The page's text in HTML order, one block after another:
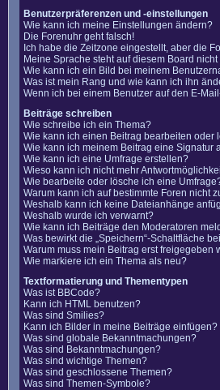
Benutzerpräferenzen und -einstellungen
Wie kann ich meine Einstellungen ändern?
Die Forenuhr geht falsch!
Ich habe die Zeitzone eingestellt, aber die
Meine Sprache steht auf diesem Board
Wie kann ich ein Bild bei meinem
Was ist mein Rang und wie kann ich ihn
Wenn ich bei einem Benutzer auf den E-
Beiträge schreiben
Wie schreibe ich ein Thema?
Wie kann ich einen Beitrag bearbeiten oder
Wie kann ich meinem Beitrag eine Signatur
Wie kann ich eine Umfrage erstellen?
Wieso kann ich nicht mehr
Wie bearbeite oder lösche ich eine
Warum kann ich auf bestimmte Foren nicht
Weshalb kann ich keine Dateianhänge
Weshalb wurde ich verwarnt?
Wie kann ich Beiträge den Moderatoren
Was bewirkt die „Speichern“-Schaltfläche
Warum muss mein Beitrag erst freigegeben
Wie markiere ich ein Thema als neu?
Textformatierung und Thementypen
Was ist BBCode?
Kann ich HTML benutzen?
Was sind Smilies?
Kann ich Bilder in meine Beiträge einfügen?
Was sind globale Bekanntmachungen?
Was sind Bekanntmachungen?
Was sind wichtige Themen?
Was sind geschlossene Themen?
Was sind Themen-Symbole?